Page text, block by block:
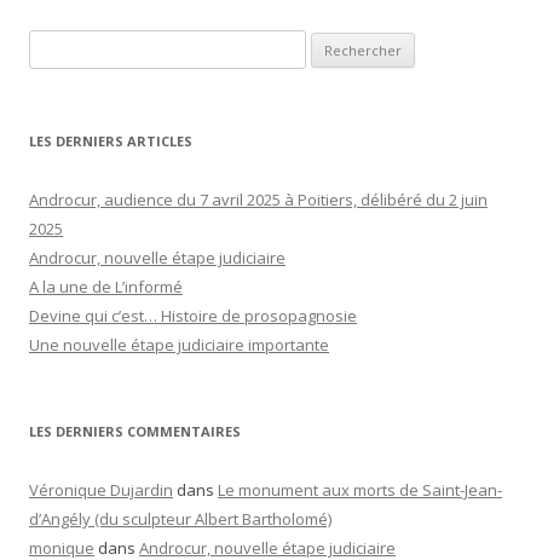
LES DERNIERS ARTICLES
Androcur, audience du 7 avril 2025 à Poitiers, délibéré du 2 juin
2025
Androcur, nouvelle étape judiciaire
A la une de L’informé
Devine qui c’est… Histoire de prosopagnosie
Une nouvelle étape judiciaire importante
LES DERNIERS COMMENTAIRES
Véronique Dujardin dans Le monument aux morts de Saint-Jean-
d’Angély (du sculpteur Albert Bartholomé)
monique dans Androcur, nouvelle étape judiciaire